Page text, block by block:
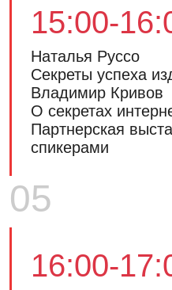
15:00-
Наталья Руссо
Секреты успеха
Владимир Кривов
О секретах
Партнерская
спикерами
16:00-
05